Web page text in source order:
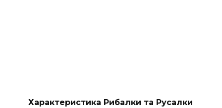
Характеристика Рибалки та Русалки